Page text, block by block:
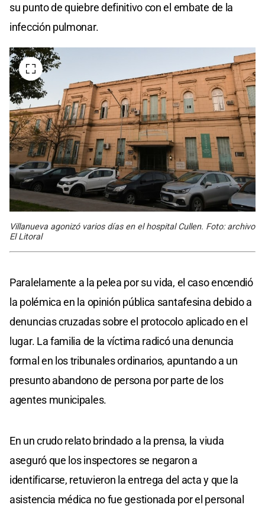
su punto de quiebre definitivo con el embate de la
infección pulmonar.
Villanueva agonizó varios días en el hospital Cullen. Foto: archivo
El Litoral
Paralelamente a la pelea por su vida, el caso encendió
la polémica en la opinión pública santafesina debido a
denuncias cruzadas sobre el protocolo aplicado en el
lugar. La familia de la víctima radicó una denuncia
formal en los tribunales ordinarios, apuntando a un
presunto abandono de persona por parte de los
agentes municipales.
En un crudo relato brindado a la prensa, la viuda
aseguró que los inspectores se negaron a
identificarse, retuvieron la entrega del acta y que la
asistencia médica no fue gestionada por el personal